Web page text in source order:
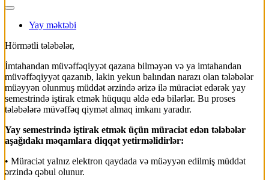
Yay məktəbi
Hörmətli tələbələr,
İmtahandan müvəffəqiyyət qazana bilməyən və ya imtahandan
müvəffəqiyyət qazanıb, lakin yekun balından narazı olan tələbələr
müəyyən olunmuş müddət ərzində ərizə ilə müraciət edərək yay
semestrində iştirak etmək hüququ əldə edə bilərlər. Bu proses
tələbələrə müvəffəq qiymət almaq imkanı yaradır.
Yay semestrində iştirak etmək üçün müraciət edən tələbələr
aşağıdakı məqamlara diqqət yetirməlidirlər:
• Müraciət yalnız elektron qaydada və müəyyən edilmiş müddət
ərzində qəbul olunur.